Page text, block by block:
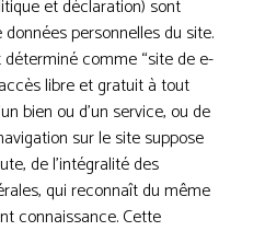
et déclaration) sont
personnelles du site.
déterminé comme “site de e-
libre et gratuit à tout
bien ou d’un service, ou de
sur le site suppose
de l’intégralité des
qui reconnaît du même
connaissance. Cette